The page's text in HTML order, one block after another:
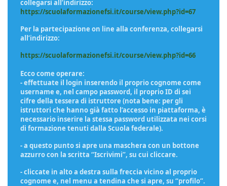
collegarsi all’indirizzo:
https://scuolaformazionefsi.it/course/view.php?id=67
Per la partecipazione on line alla conferenza, collegarsi
all’indirizzo:
https://scuolaformazionefsi.it/course/view.php?id=66
Ecco come operare:
- effettuate il login inserendo il proprio cognome come
username e, nel campo password, il proprio ID di sei
cifre della tessera di istruttore (nota bene: per gli
istruttori che hanno già fatto l’accesso in piattaforma, è
necessario inserire la stessa password utilizzata nei corsi
di formazione tenuti dalla Scuola federale).
- a questo punto si apre una maschera con un bottone
azzurro con la scritta “Iscrivimi”, su cui cliccare.
- cliccate in alto a destra sulla freccia vicino al proprio
cognome e, nel menu a tendina che si apre, su “profilo”.